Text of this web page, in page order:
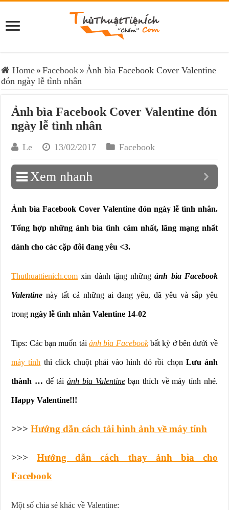
Home » Facebook » Ảnh bìa Facebook Cover Valentine
đón ngày lễ tình nhân
Ảnh bìa Facebook Cover Valentine đón
ngày lễ tình nhân
Le 13/02/2017 Facebook
Xem nhanh
Ảnh bìa Facebook Cover Valentine đón ngày lễ tình nhân.
Tổng hợp những ảnh bìa tình cảm nhất, lãng mạng nhất
dành cho các cặp đôi đang yêu <3.
Thuthuattienich.com xin dành tặng nhữngảnh bìa Facebook
Valentine này tất cả những ai đang yêu, đã yêu và sắp yêu
trongngày lễ tình nhân Valentine 14-02
Tips: Các bạn muốn tải ảnh bìa Facebookbất kỳ ở bên dưới về
máy tính thì click chuột phải vào hình đó rồi chọn Lưu ảnh
thành … để tảiảnh bìa Valentinebạn thích về máy tính nhé.
Happy Valentine!!!
>>>Hướng dẫn cách tải hình ảnh về máy tính
>>>Hướng dẫn cách thay ảnh bìa cho
Facebook
Một số chia sẻ khác về Valentine: